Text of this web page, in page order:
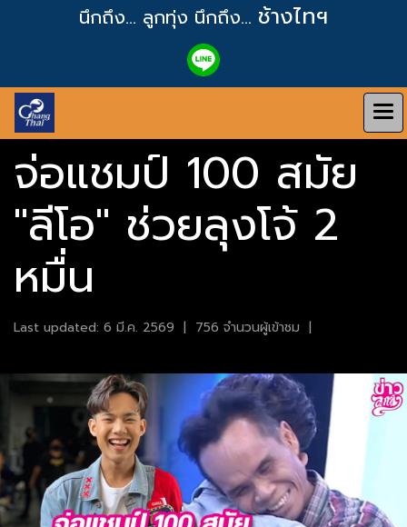
นึกถึง... ลูกทุ่ง นึกถึง... ช้างไทฯ
จ่อแชมป์ 100 สมัย
"ลีโอ" ช่วยลุงโจ้ 2
หมื่น
Last updated: 6 มี.ค. 2569 | 756 จำนวนผู้เข้าชม |